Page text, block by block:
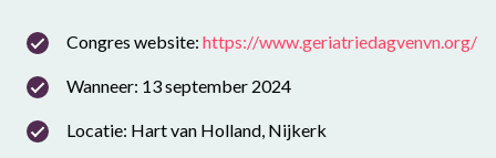
Congres website: https://www.geriatriedagvenvn.org/
Wanneer: 13 september 2024
Locatie: Hart van Holland, Nijkerk